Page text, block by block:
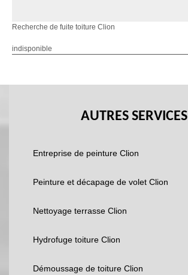
Recherche de fuite toiture Clion
indisponible
AUTRES SERVICES
Entreprise de peinture Clion
Peinture et décapage de volet Clion
Nettoyage terrasse Clion
Hydrofuge toiture Clion
Démoussage de toiture Clion